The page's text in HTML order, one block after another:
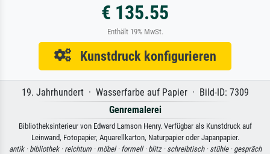
€ 135.55
Enthält 19% MwSt.
Kunstdruck konfigurieren
19. Jahrhundert · Wasserfarbe auf Papier · Bild-ID: 7309
Genremalerei
Bibliotheksinterieur von Edward Lamson Henry. Verfügbar als Kunstdruck auf
Leinwand, Fotopapier, Aquarellkarton, Naturpapier oder Japanpapier.
antik · bibliothek · reichtum · möbel · formell · blitz · schreibtisch · stühle · gespräch